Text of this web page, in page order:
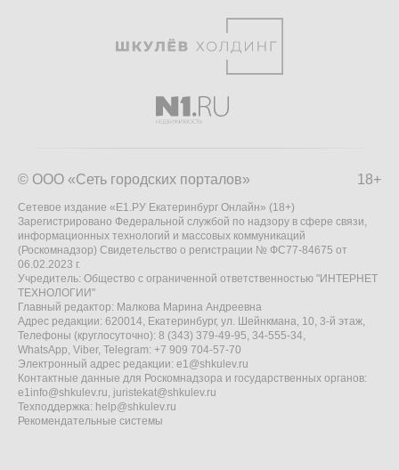
18+
© ООО «Сеть городских порталов»
Сетевое издание «Е1.РУ Екатеринбург Онлайн» (18+)
Зарегистрировано Федеральной службой по надзору в сфере связи,
информационных технологий и массовых коммуникаций
(Роскомнадзор) Свидетельство о регистрации № ФС77-84675 от
06.02.2023 г.
Учредитель: Общество с ограниченной ответственностью "ИНТЕРНЕТ
ТЕХНОЛОГИИ"
Главный редактор: Малкова Марина Андреевна
Адрес редакции: 620014, Екатеринбург, ул. Шейнкмана, 10, 3-й этаж,
Телефоны (круглосуточно): 8 (343) 379-49-95, 34-555-34,
WhatsApp, Viber, Telegram: +7 909 704-57-70
Электронный адрес редакции: e1@shkulev.ru
Контактные данные для Роскомнадзора и государственных органов:
e1info@shkulev.ru, juristekat@shkulev.ru
Техподдержка: help@shkulev.ru
Рекомендательные системы